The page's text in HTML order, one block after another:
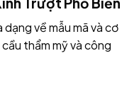
dạng về mẫu mã và cơ
thẩm mỹ và công